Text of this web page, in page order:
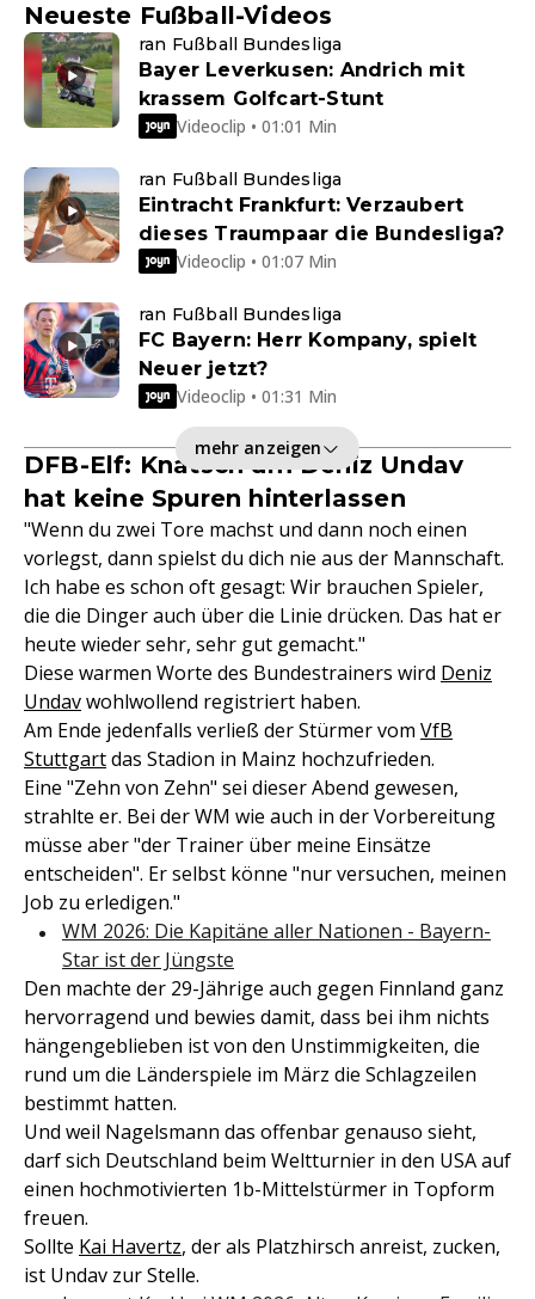
Neueste Fußball-Videos
ran Fußball Bundesliga
Bayer Leverkusen: Andrich mit
krassem Golfcart-Stunt
Videoclip • 01:01 Min
ran Fußball Bundesliga
Eintracht Frankfurt: Verzaubert
dieses Traumpaar die Bundesliga?
Videoclip • 01:07 Min
ran Fußball Bundesliga
FC Bayern: Herr Kompany, spielt
Neuer jetzt?
Videoclip • 01:31 Min
mehr anzeigen
DFB-Elf: Knatsch um Deniz Undav
hat keine Spuren hinterlassen
"Wenn du zwei Tore machst und dann noch einen
vorlegst, dann spielst du dich nie aus der Mannschaft.
Ich habe es schon oft gesagt: Wir brauchen Spieler,
die die Dinger auch über die Linie drücken. Das hat er
heute wieder sehr, sehr gut gemacht."
Diese warmen Worte des Bundestrainers wird Deniz
Undavwohlwollend registriert haben.
Am Ende jedenfalls verließ der Stürmer vom VfB
Stuttgartdas Stadion in Mainz hochzufrieden.
Eine "Zehn von Zehn" sei dieser Abend gewesen,
strahlte er. Bei der WM wie auch in der Vorbereitung
müsse aber "der Trainer über meine Einsätze
entscheiden". Er selbst könne "nur versuchen, meinen
Job zu erledigen."
WM 2026: Die Kapitäne aller Nationen - Bayern-
Star ist der Jüngste
Den machte der 29-Jährige auch gegen Finnland ganz
hervorragend und bewies damit, dass bei ihm nichts
hängengeblieben ist von den Unstimmigkeiten, die
rund um die Länderspiele im März die Schlagzeilen
bestimmt hatten.
Und weil Nagelsmann das offenbar genauso sieht,
darf sich Deutschland beim Weltturnier in den USA auf
einen hochmotivierten 1b-Mittelstürmer in Topform
freuen.
Sollte Kai Havertz, der als Platzhirsch anreist, zucken,
ist Undav zur Stelle.